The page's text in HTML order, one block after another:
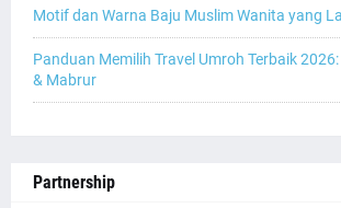
Motif dan Warna Baju Muslim Wanita yang
Panduan Memilih Travel Umroh Terbaik
& Mabrur
Partnership